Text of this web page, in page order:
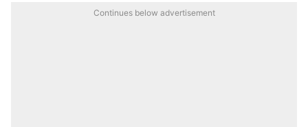
Continues below advertisement